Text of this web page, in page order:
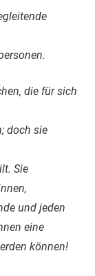
die für sich
doch sie
Sie
und jeden
eine
können!